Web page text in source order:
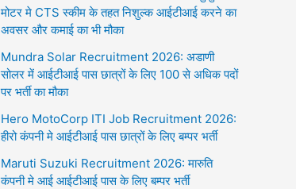
मोटर मे CTS स्कीम के तहत निशुल्क आईटीआई करने का
अवसर और कमाई का भी मौका
Mundra Solar Recruitment 2026: अडाणी
सोलर में आईटीआई पास छात्रों के लिए 100 से अधिक पदों
पर भर्ती का मौका
Hero MotoCorp ITI Job Recruitment 2026:
हीरो कंपनी मे आईटीआई पास छात्रों के लिए बम्पर भर्ती
Maruti Suzuki Recruitment 2026: मारुति
कंपनी मे आई आईटीआई पास के लिए बम्पर भर्ती